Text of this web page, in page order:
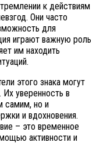
к действиям
Они часто
для
играют важную роль
им находить
этого знака могут
уверенность в
самим, но и
и вдохновения.
– это временное
активности и